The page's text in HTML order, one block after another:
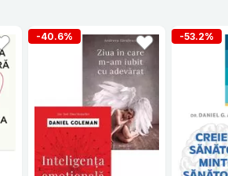
-40.6% -53.2%